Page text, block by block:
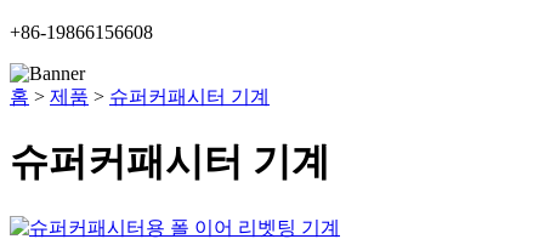
+86-19866156608
홈 > 제품 > 슈퍼커패시터 기계
슈퍼커패시터 기계